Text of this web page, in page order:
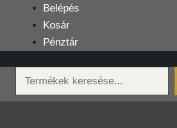
tartalomba
Belépés
Kosár
Pénztár
Keresés